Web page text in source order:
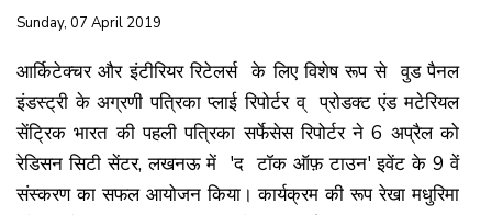
Sunday, 07 April 2019
आर्किटेक्चर और इंटीरियर रिटेलर्स के लिए विशेष रूप से वुड पैनल
इंडस्ट्री के अग्रणी पत्रिका प्लाई रिपोर्टर व् प्रोडक्ट एंड मटेरियल
सेंट्रिक भारत की पहली पत्रिका सर्फेसेस रिपोर्टर ने 6 अप्रैल को
रेडिसन सिटी सेंटर, लखनऊ में 'द टॉक ऑफ़ टाउन' इवेंट के 9 वें
संस्करण का सफल आयोजन किया। कार्यक्रम की रूप रेखा मधुरिमा